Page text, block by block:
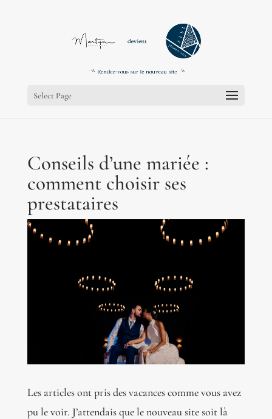
Select Page
Conseils d’une mariée :
comment choisir ses
prestataires
Les articles ont pris des vacances comme vous avez
pu le voir. J’attendais que le nouveau site soit là